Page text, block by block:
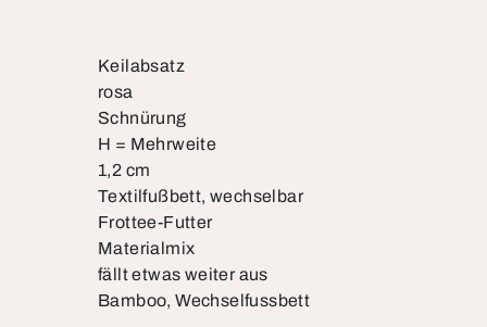
Keilabsatz
rosa
Schnürung
H = Mehrweite
1,2 cm
Textilfußbett, wechselbar
Frottee-Futter
Materialmix
fällt etwas weiter aus
Bamboo, Wechselfussbett